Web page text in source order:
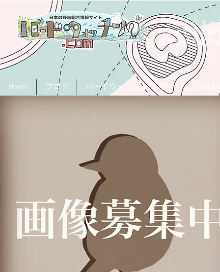
「バードウォッ
日本の野鳥の観
日本鳥類目録
Home ブログ バードウォッチング入門